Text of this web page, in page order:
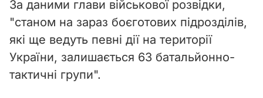
V
i
d
За даними глави військової розвідки,
"станом на зараз боєготових підрозділів,
які ще ведуть певні дії на території
України, залишається 63 батальйонно-
тактичні групи".